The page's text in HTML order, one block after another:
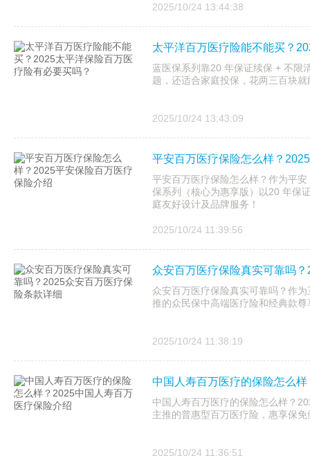
2025/10/24 13:44:38
太平洋百万医疗险能不能买？
蓝医保系列靠20 年保证续保 + 不限
题，还适合家庭投保，花两三百块
2025/10/24 13:43:09
平安百万医疗保险怎么样？
平安百万医疗保险怎么样？作为平
保系列（核心为惠享版）以20 年保
庭友好设计及品牌服务！
2025/10/24 11:39:56
众安百万医疗保险真实可靠吗
众安百万医疗保险真实可靠吗？作
推的众民保中高端医疗险和经典款
2025/10/24 11:38:19
中国人寿百万医疗的保险怎么
中国人寿百万医疗的保险怎么样？
主推的普惠型百万医疗险，惠享保
2025/10/24 11:36:51